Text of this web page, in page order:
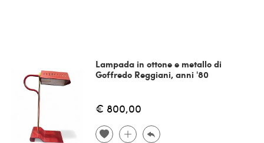
Lampada in ottone e metallo di
Goffredo Reggiani, anni '80
€ 800,00